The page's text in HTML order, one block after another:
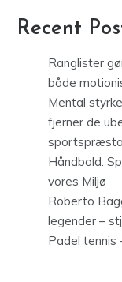
Recent
Ranglister
både
Mental
fjerner de
Håndbold:
vores Miljø
Roberto
legender –
Padel tennis